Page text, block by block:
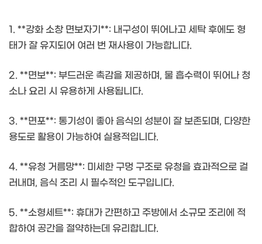
1. **강화 소창 면보자기**: 내구성이 뛰어나고 세탁 후에도 형
태가 잘 유지되어 여러 번 재사용이 가능합니다.
2. **면보**: 부드러운 촉감을 제공하며, 물 흡수력이 뛰어나 청
소나 요리 시 유용하게 사용됩니다.
3. **면포**: 통기성이 좋아 음식의 성분이 잘 보존되며, 다양한
용도로 활용이 가능하여 실용적입니다.
4. **유청 거름망**: 미세한 구멍 구조로 유청을 효과적으로 걸
러내며, 음식 조리 시 필수적인 도구입니다.
5. **소형세트**: 휴대가 간편하고 주방에서 소규모 조리에 적
합하여 공간을 절약하는데 유리합니다.